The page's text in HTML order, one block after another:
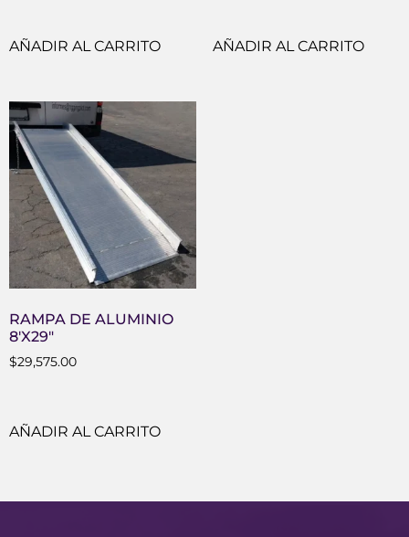
AÑADIR AL CARRITO AÑADIR AL CARRITO
RAMPA DE ALUMINIO
8′X29″
$29,575.00
AÑADIR AL CARRITO